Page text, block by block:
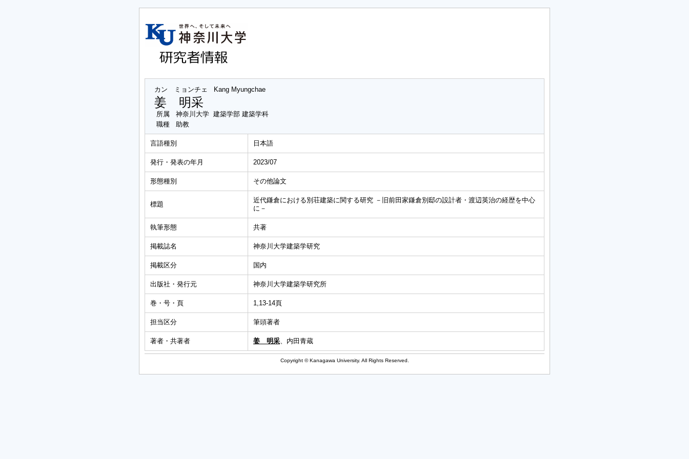
カン ミョンチェ Kang Myungchae
姜 明采
所属
神奈川大学 建築学部 建築学科
職種
助教
言語種別 日本語
発行・発表の年月 2023/07
形態種別 その他論文
標題
近代鎌倉における別荘建築に関する研究 －旧前田家鎌倉別邸の設計者・渡辺英治の経歴を中心
に－
執筆形態 共著
掲載誌名 神奈川大学建築学研究
掲載区分 国内
出版社・発行元 神奈川大学建築学研究所
巻・号・頁 1,13-14頁
担当区分 筆頭著者
著者・共著者 姜 明采、内田青蔵
Copyright © Kanagawa University. All Rights Reserved.